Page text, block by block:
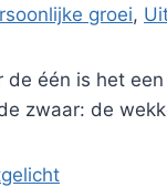
groei,
de één is het
zwaar: de